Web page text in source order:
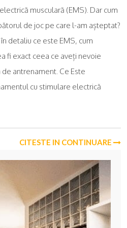
musculară (EMS). Dar cum
de joc pe care l-am așteptat?
detaliu ce este EMS, cum
fi exact ceea ce aveți nevoie
antrenament. Ce Este
cu stimulare electrică
CITESTE IN CONTINUARE